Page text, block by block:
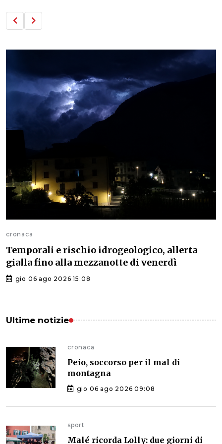
cronaca
Temporali e rischio idrogeologico, allerta
gialla fino alla mezzanotte di venerdì
gio 06 ago 2026 15:08
Ultime notizie
cronaca
Peio, soccorso per il mal di
montagna
gio 06 ago 2026 09:08
sport
Malé ricorda Lolly: due giorni di